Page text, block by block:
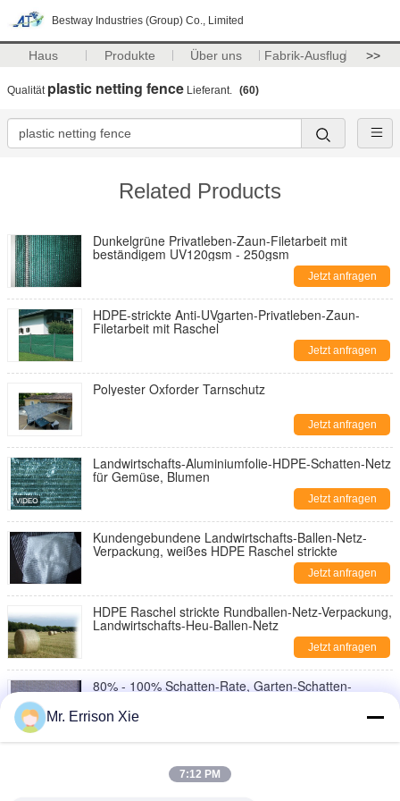
Bestway Industries (Group) Co., Limited
Haus Produkte Über uns Fabrik-Ausflug >>
Qualität plastic netting fence Lieferant. (60)
Related Products
Dunkelgrüne Privatleben-Zaun-Filetarbeit mit
beständigem UV120gsm - 250gsm
Jetzt anfragen
HDPE-strickte Anti-UVgarten-Privatleben-Zaun-
Filetarbeit mit Raschel
Jetzt anfragen
Polyester Oxforder Tarnschutz
Jetzt anfragen
Landwirtschafts-Aluminiumfolie-HDPE-Schatten-Netz
für Gemüse, Blumen
Jetzt anfragen
Kundengebundene Landwirtschafts-Ballen-Netz-
Verpackung, weißes HDPE Raschel strickte
Jetzt anfragen
HDPE Raschel strickte Rundballen-Netz-Verpackung,
Landwirtschafts-Heu-Ballen-Netz
Jetzt anfragen
80% - 100% Schatten-Rate, Garten-Schatten-
Jetzt anfragen
im Freien für Garten, beige Farbe
Mr. Errison Xie
7:12 PM